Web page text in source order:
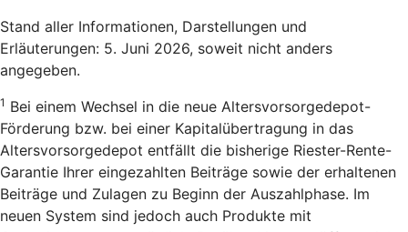
Stand aller Informationen, Darstellungen und
Erläuterungen: 5. Juni 2026, soweit nicht anders
angegeben.
1 Bei einem Wechsel in die neue Altersvorsorgedepot-
Förderung bzw. bei einer Kapitalübertragung in das
Altersvorsorgedepot entfällt die bisherige Riester-Rente-
Garantie Ihrer eingezahlten Beiträge sowie der erhaltenen
Beiträge und Zulagen zu Beginn der Auszahlphase. Im
neuen System sind jedoch auch Produkte mit